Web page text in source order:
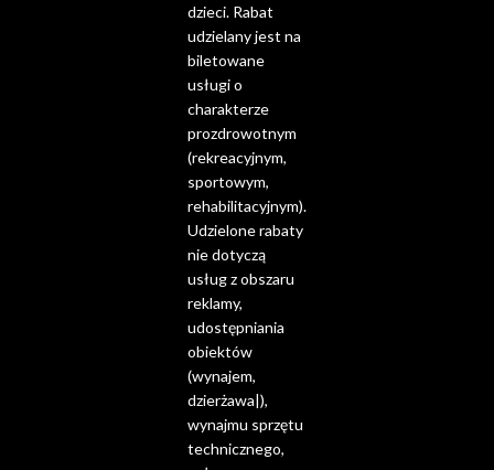
dzieci. Rabat
udzielany jest na
biletowane
usługi o
charakterze
prozdrowotnym
(rekreacyjnym,
sportowym,
rehabilitacyjnym).
Udzielone rabaty
nie dotyczą
usług z obszaru
reklamy,
udostępniania
obiektów
(wynajem,
dzierżawa|),
wynajmu sprzętu
technicznego,